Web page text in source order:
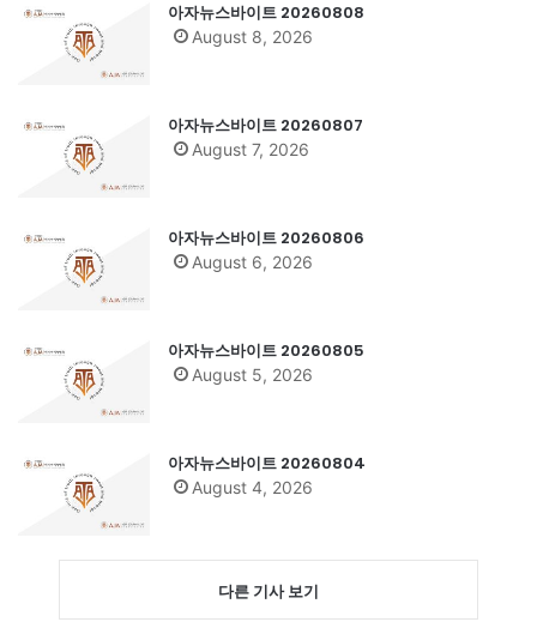
아자뉴스바이트 20260808
August 8, 2026
아자뉴스바이트 20260807
August 7, 2026
아자뉴스바이트 20260806
August 6, 2026
아자뉴스바이트 20260805
August 5, 2026
아자뉴스바이트 20260804
August 4, 2026
다른 기사 보기